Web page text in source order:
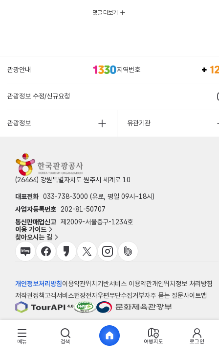
댓글 더보기
관광안내 지역번호
관광정보 수정/신규요청
관광정보 유관기관
(26464) 강원특별자치도 원주시 세계로 10
대표전화 033-738-3000 (유료, 평일 09시~18시)
사업자등록번호
202-81-50707
통신판매업신고 제2009-서울중구-1234호
이용 가이드
찾아오시는 길
개인정보처리방침이용약관위치기반서비스 이용약관개인위치정보 처리방침
저작권정책고객서비스헌장전자우편무단수집거부자주 묻는 질문사이트맵
© 한국관광공사
메뉴 검색 여행지도 로그인